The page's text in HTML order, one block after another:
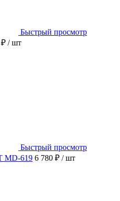
Быстрый просмотр
₽ / шт
Быстрый просмотр
MD-619 6 780 ₽ / шт